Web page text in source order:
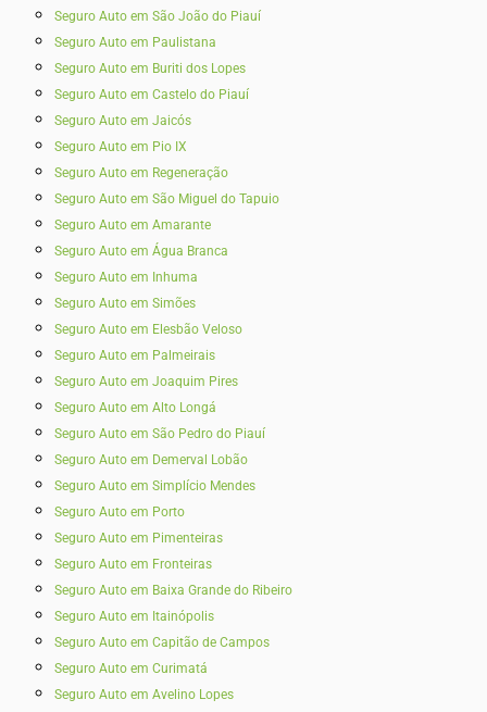
Seguro Auto em São João do Piauí
Seguro Auto em Paulistana
Seguro Auto em Buriti dos Lopes
Seguro Auto em Castelo do Piauí
Seguro Auto em Jaicós
Seguro Auto em Pio IX
Seguro Auto em Regeneração
Seguro Auto em São Miguel do Tapuio
Seguro Auto em Amarante
Seguro Auto em Água Branca
Seguro Auto em Inhuma
Seguro Auto em Simões
Seguro Auto em Elesbão Veloso
Seguro Auto em Palmeirais
Seguro Auto em Joaquim Pires
Seguro Auto em Alto Longá
Seguro Auto em São Pedro do Piauí
Seguro Auto em Demerval Lobão
Seguro Auto em Simplício Mendes
Seguro Auto em Porto
Seguro Auto em Pimenteiras
Seguro Auto em Fronteiras
Seguro Auto em Baixa Grande do Ribeiro
Seguro Auto em Itainópolis
Seguro Auto em Capitão de Campos
Seguro Auto em Curimatá
Seguro Auto em Avelino Lopes